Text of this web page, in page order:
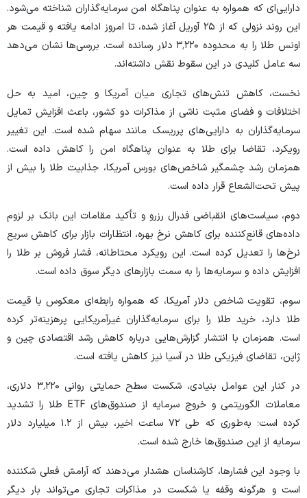
دارایی‌ای که همواره به عنوان پناهگاه امن سرمایه‌گذاران شناخته می‌شود.
این روند نزولی که از ۲۵ آوریل آغاز شده، تا امروز ادامه یافته و قیمت هر
اونس طلا را به محدوده ۳٬۲۲۰ دلار رسانده است. بررسی‌ها نشان می‌دهد
سه عامل کلیدی در این سقوط نقش داشته‌اند.
نخست، کاهش تنش‌های تجاری میان آمریکا و چین، امید به حل
اختلافات و فضای مثبت ناشی از مذاکرات دو کشور، باعث افزایش تمایل
سرمایه‌گذاران به دارایی‌های پرریسک مانند سهام شده است. این تغییر
رویکرد، تقاضا برای طلا به عنوان پناهگاه امن را کاهش داده است.
همزمان رشد چشمگیر شاخص‌های بورس آمریکا، جذابیت طلا را بیش از
پیش تحت‌الشعاع قرار داده است.
دوم، سیاست‌های انقباضی فدرال رزرو و تأکید مقامات این بانک بر لزوم
داده‌های قانع‌کننده برای کاهش نرخ بهره، انتظارات بازار برای کاهش سریع
نرخ‌ها را تعدیل کرده است. این رویکرد محتاطانه، فشار فروش بر طلا را
افزایش داده و سرمایه‌ها را به سمت بازار‌های دیگر سوق داده است.
سوم، تقویت شاخص دلار آمریکا، که همواره رابطه‌ای معکوس با قیمت
طلا دارد، خرید طلا را برای سرمایه‌گذاران غیرآمریکایی پرهزینه‌تر کرده
است. همزمان با انتشار گزارش‌هایی درباره کاهش رشد اقتصادی چین و
ژاپن، تقاضای فیزیکی طلا در آسیا نیز کاهش یافته است.
در کنار این عوامل بنیادی، شکست سطح حمایتی روانی ۳٬۲۲۰ دلاری،
معاملات الگوریتمی و خروج سرمایه از صندوق‌های ETF طلا را تشدید
کرده است؛ به‌طوری که طی ۷۲ ساعت اخیر، بیش از ۱.۲ میلیارد دلار
سرمایه از این صندوق‌ها خارج شده است.
با وجود این فشارها، کارشناسان هشدار می‌دهند که آرامش فعلی شکننده
است و هرگونه وقفه یا شکست در مذاکرات تجاری می‌تواند بار دیگر